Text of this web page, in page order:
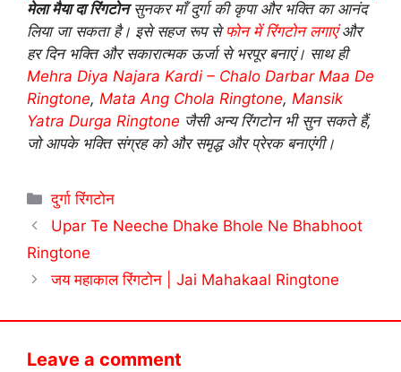
मेला मैया दा रिंगटोनसुनकर माँ दुर्गा की कृपा और भक्ति का आनंद
लिया जा सकता है। इसे सहज रूप से फोन में रिंगटोन लगाएंऔर
हर दिन भक्ति और सकारात्मक ऊर्जा से भरपूर बनाएं। साथ ही
Mehra Diya Najara Kardi – Chalo Darbar Maa De
Ringtone, Mata Ang Chola Ringtone, Mansik
Yatra Durga Ringtone जैसी अन्य रिंगटोन भी सुन सकते हैं,
जो आपके भक्ति संग्रह को और समृद्ध और प्रेरक बनाएंगी।
Categories
दुर्गा रिंगटोन
Upar Te Neeche Dhake Bhole Ne Bhabhoot
Ringtone
जय महाकाल रिंगटोन | Jai Mahakaal Ringtone
Leave a comment